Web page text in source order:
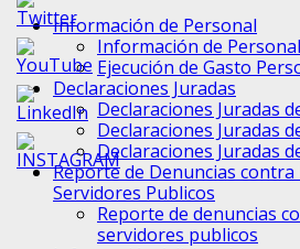
Información de Personal
Información de Personal
Ejecución de Gasto
Declaraciones Juradas
Declaraciones Juradas
Declaraciones Juradas
Declaraciones Juradas
Reporte de Denuncias
Servidores Publicos
Reporte de denuncias
servidores publicos